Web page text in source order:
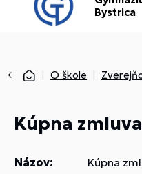
Bystrica
O škole
Kúpna
Názov:
Kúpna